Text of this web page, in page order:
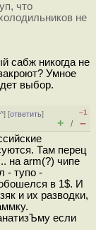
что
не
сабж никогда не
Умное
выбор.
] [ответить]
–1
+ / –
Там перец
на arm(?) чипе
- тупо -
в 1$. И
и их разводки,
если